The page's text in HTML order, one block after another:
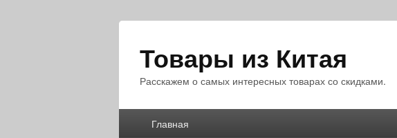
Товары из Китая
Расскажем о самых интересных товарах со скидками.
Главная